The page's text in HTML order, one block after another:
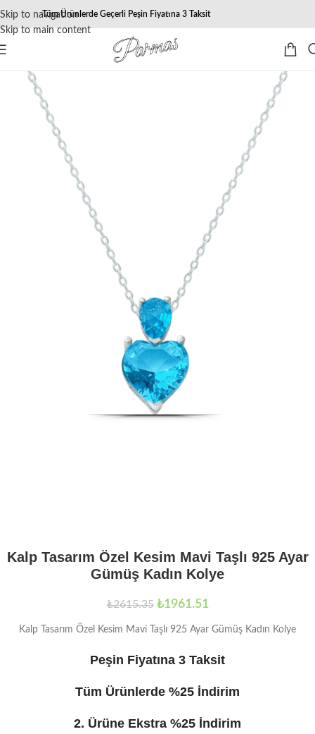
Skip to navigation
Skip to main content
Tüm Ürünlerde Geçerli Peşin Fiyatına 3 Taksit
Kalp Tasarım Özel Kesim Mavi Taşlı 925 Ayar
Gümüş Kadın Kolye
₺2615.35 ₺1961.51
Kalp Tasarım Özel Kesim Mavi Taşlı 925 Ayar Gümüş Kadın Kolye
Peşin Fiyatına 3 Taksit
Tüm Ürünlerde %25 İndirim
2. Ürüne Ekstra %25 İndirim